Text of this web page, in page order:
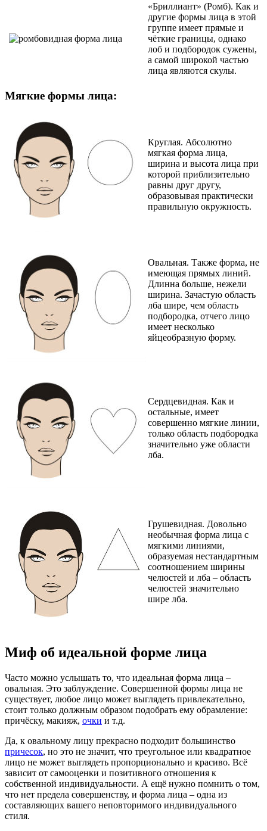
«Бриллиант» (Ромб). Как и
другие формы лица в этой
группе имеет прямые и
чёткие границы, однако
лоб и подбородок сужены,
а самой широкой частью
лица являются скулы.
Мягкие формы лица:
Круглая. Абсолютно
мягкая форма лица,
ширина и высота лица при
которой приблизительно
равны друг другу,
образовывая практически
правильную окружность.
Овальная. Также форма, не
имеющая прямых линий.
Длинна больше, нежели
ширина. Зачастую область
лба шире, чем область
подбородка, отчего лицо
имеет несколько
яйцеобразную форму.
Сердцевидная. Как и
остальные, имеет
совершенно мягкие линии,
только область подбородка
значительно уже области
лба.
Грушевидная. Довольно
необычная форма лица с
мягкими линиями,
образуемая нестандартным
соотношением ширины
челюстей и лба – область
челюстей значительно
шире лба.
Миф об идеальной форме лица
Часто можно услышать то, что идеальная форма лица –
овальная. Это заблуждение. Совершенной формы лица не
существует, любое лицо может выглядеть привлекательно,
стоит только должным образом подобрать ему обрамление:
причёску, макияж, очки и т.д.
Да, к овальному лицу прекрасно подходит большинство
причесок, но это не значит, что треугольное или квадратное
лицо не может выглядеть пропорционально и красиво. Всё
зависит от самооценки и позитивного отношения к
собственной индивидуальности. А ещё нужно помнить о том,
что нет предела совершенству, и форма лица – одна из
составляющих вашего неповторимого индивидуального
стиля.